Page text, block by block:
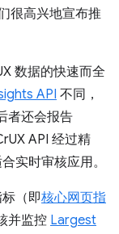
很高兴地宣布推
数据的快速而全
API 不同，
者还会报告
API 经过精
实时审核应用。
（即核心网页指
并监控 Largest